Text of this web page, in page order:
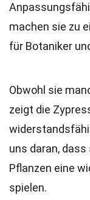
machen sie zu
für Botaniker
Obwohl sie
zeigt die
uns daran,
Pflanzen eine
spielen.